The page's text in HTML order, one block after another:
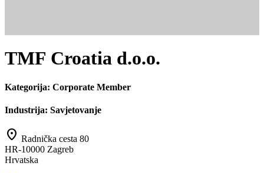
TMF Croatia d.o.o.
Kategorija: Corporate Member
Industrija: Savjetovanje
location_on Radnička cesta 80
HR-10000 Zagreb
Hrvatska